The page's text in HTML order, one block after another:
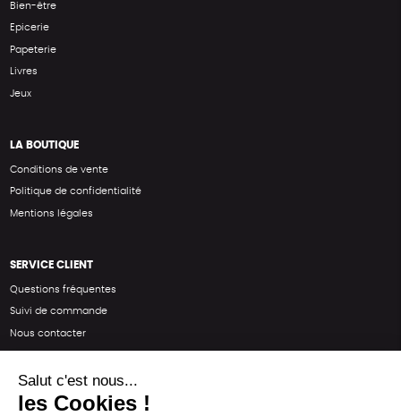
Bien-être
Epicerie
Papeterie
Livres
Jeux
LA BOUTIQUE
Conditions de vente
Politique de confidentialité
Mentions légales
SERVICE CLIENT
Questions fréquentes
Suivi de commande
Nous contacter
SUIVEZ-NOUS